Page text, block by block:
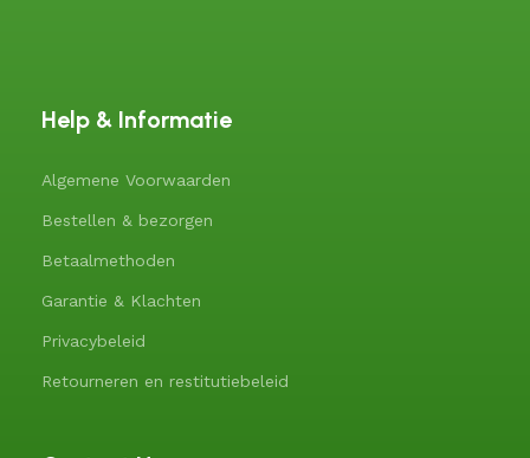
Help & Informatie
Algemene Voorwaarden
Bestellen & bezorgen
Betaalmethoden
Garantie & Klachten
Privacybeleid
Retourneren en restitutiebeleid